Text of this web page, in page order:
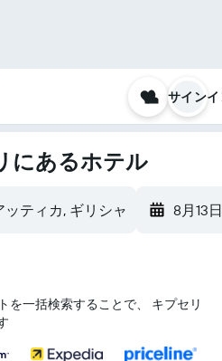
サイン
にあるホテル
ティカ, ギリシャ 8月13
を一括検索することで、 キプセリ